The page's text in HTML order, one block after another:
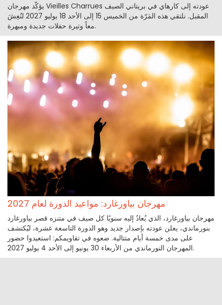
يؤكّد مهرجان Vieilles Charrues عودته إلى كارهاي في بريتاني الصيف
المقبل. نلتقي هذه المَرّة من الخميس 15 إلى الأحد 18 يوليو 2027 لنُعِشَ
معاً وتيرة حفلات جديدة ومبهرة.
مهرجان بياورغارد: مواعيد الدورة لعام 2027
مهرجان بياورغارد، الذي يُعادُ إليه سنويًا كل صيف في متنزه قصر بياورغارد
بنورماندي، يعلن عودته بإصدار جديد وهو الدورة التاسعة عشرة، ليُكتشف
على مدى خمسة أيام متتالية. ضعوه في تقاويمكم: استعيدوا حضور
المهرجان النورماندي من الأربعاء 30 يونيو إلى الأحد 4 يوليو 2027.